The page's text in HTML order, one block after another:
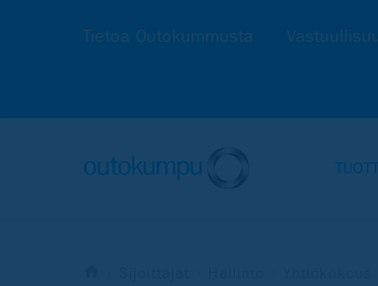
Tietoa Outokummusta